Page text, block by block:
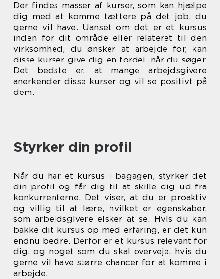
Der findes masser af kurser, som kan hjælpe
dig med at komme tættere på det job, du
gerne vil have. Uanset om det er et kursus
inden for dit område eller relateret til den
virksomhed, du ønsker at arbejde for, kan
disse kurser give dig en fordel, når du søger.
Det bedste er, at mange arbejdsgivere
anerkender disse kurser og vil se positivt på
dem.
Styrker din profil
Når du har et kursus i bagagen, styrker det
din profil og får dig til at skille dig ud fra
konkurrenterne. Det viser, at du er proaktiv
og villig til at lære, hvilket er egenskaber,
som arbejdsgivere elsker at se. Hvis du kan
bakke dit kursus op med erfaring, er det kun
endnu bedre. Derfor er et kursus relevant for
dig, og noget som du skal overveje, hvis du
gerne vil have større chancer for at komme i
arbejde.